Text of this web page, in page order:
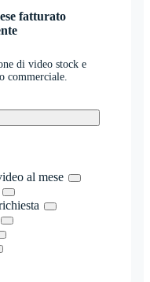
fatturato
di video stock e
commerciale.
al mese